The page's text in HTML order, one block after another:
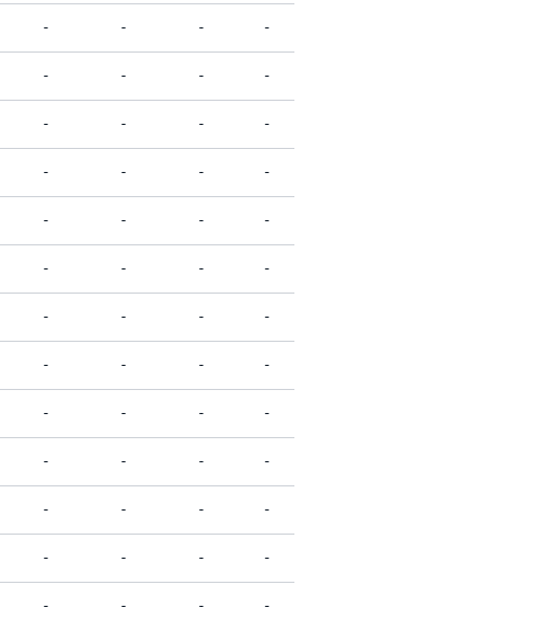
- - - -
- - - -
- - - -
- - - -
- - - -
- - - -
- - - -
- - - -
- - - -
- - - -
- - - -
- - - -
- - - -